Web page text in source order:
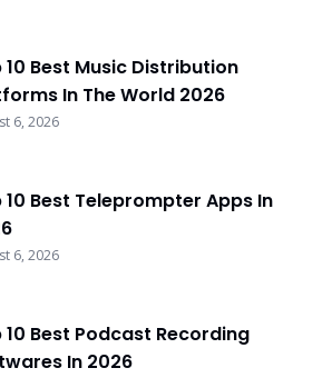
10 Best Music Distribution
In The World 2026
6, 2026
10 Best Teleprompter Apps In
6, 2026
10 Best Podcast Recording
In 2026